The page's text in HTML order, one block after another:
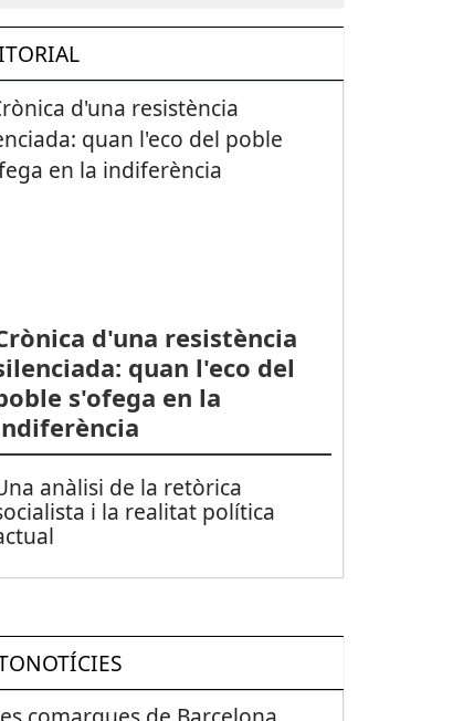
d'una resistència
quan l'eco del
s'ofega en la
anàlisi de la retòrica
i la realitat política